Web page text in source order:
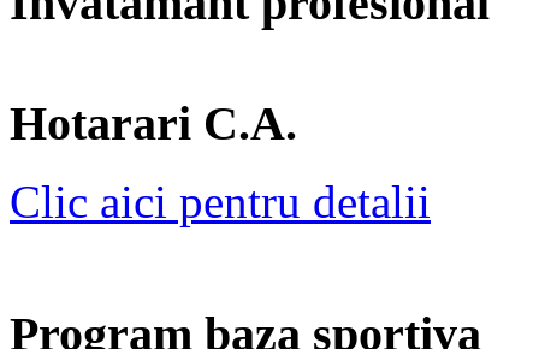
Hotarari C.A.
Clic aici pentru detalii
Program baza sportiva